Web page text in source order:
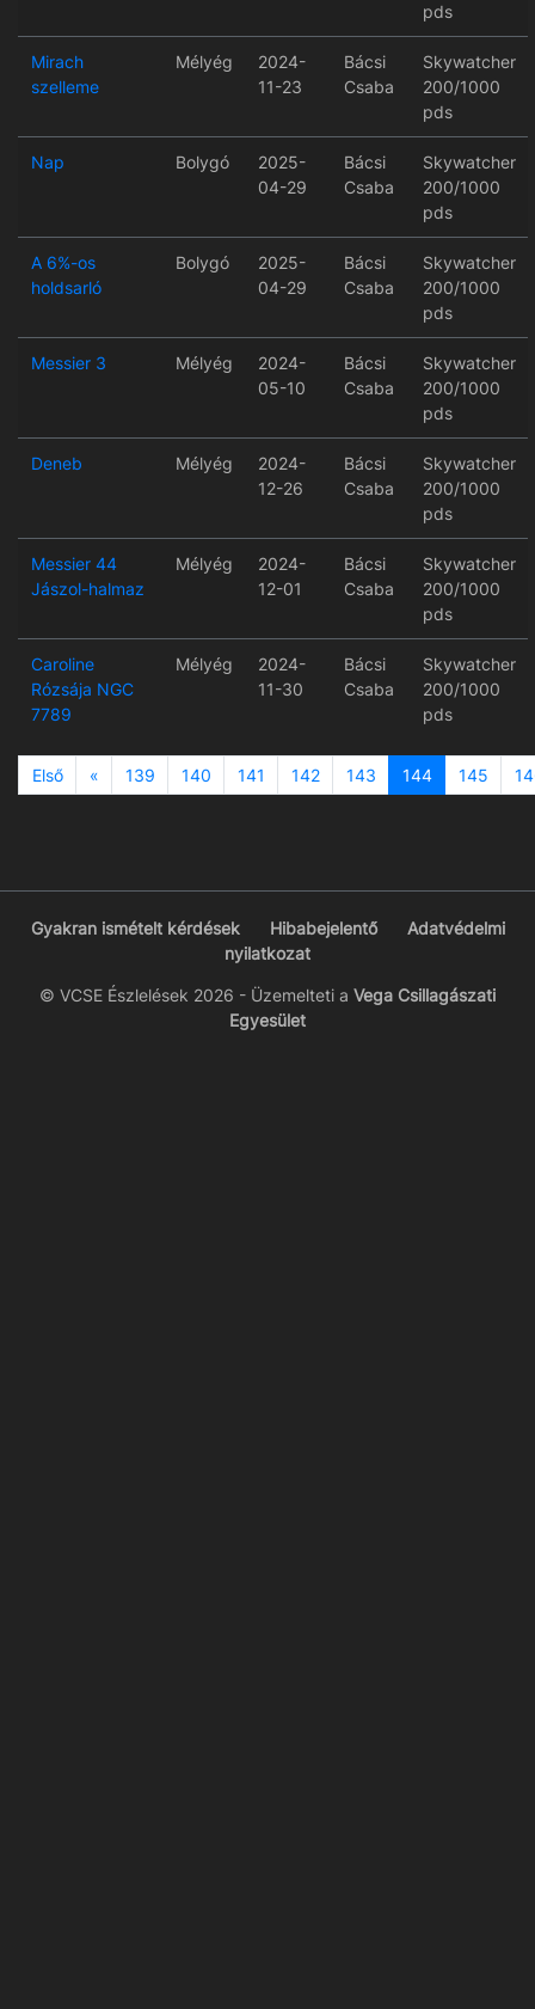
pds
Mirach
szelleme
Mélyég
2024-
11-23
Bácsi
Csaba
Skywatcher
200/1000
pds
Nap Bolygó
2025-
04-29
Bácsi
Csaba
Skywatcher
200/1000
pds
A 6%-os
holdsarló
Bolygó
2025-
04-29
Bácsi
Csaba
Skywatcher
200/1000
pds
Messier 3 Mélyég
2024-
05-10
Bácsi
Csaba
Skywatcher
200/1000
pds
Deneb Mélyég
2024-
12-26
Bácsi
Csaba
Skywatcher
200/1000
pds
Messier 44
Jászol-halmaz
Mélyég
2024-
12-01
Bácsi
Csaba
Skywatcher
200/1000
pds
Caroline
Rózsája NGC
7789
Mélyég
2024-
11-30
Bácsi
Csaba
Skywatcher
200/1000
pds
Első «Previous
139 140 141 142 143 144 145
Gyakran ismételt kérdések Hibabejelentő
Adatvédelmi
nyilatkozat
© VCSE Észlelések 2026 - Üzemelteti a Vega Csillagászati
Egyesület